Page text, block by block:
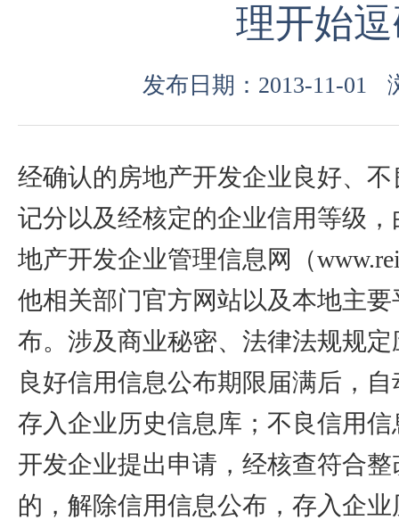
理开始
发布日期：2013-11-01
经确认的房地产开发企业良好、
记分以及经核定的企业信用等级
地产开发企业管理信息网（
他相关部门官方网站以及本地主
布。涉及商业秘密、法律法规规
良好信用信息公布期限届满后，
存入企业历史信息库；不良信用
开发企业提出申请，经核查符合
的，解除信用信息公布，存入企